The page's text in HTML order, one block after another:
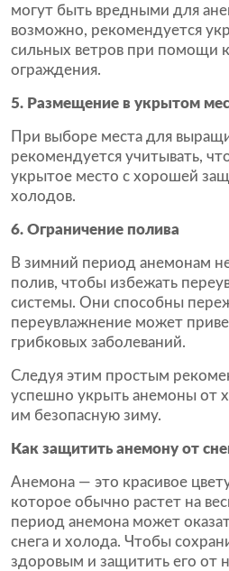
могут быть вредными для
возможно, рекомендуется
сильных ветров при помощи
ограждения.
5. Размещение в укрытом
При выборе места для
рекомендуется учитывать,
укрытое место с хорошей
холодов.
6. Ограничение полива
В зимний период анемонам
полив, чтобы избежать
системы. Они способны
переувлажнение может
грибковых заболеваний.
Следуя этим простым
успешно укрыть анемоны от
им безопасную зиму.
Как защитить анемону от
Анемона — это красивое
которое обычно растет на
период анемона может
снега и холода. Чтобы
здоровым и защитить его от